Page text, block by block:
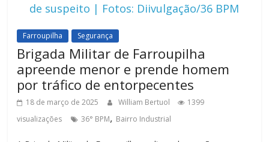
de suspeito | Fotos: Diivulgação/36 BPM
Farroupilha Segurança
Brigada Militar de Farroupilha
apreende menor e prende homem
por tráfico de entorpecentes
18 de março de 2025 William Bertuol
1399
visualizações
36° BPM, Bairro Industrial